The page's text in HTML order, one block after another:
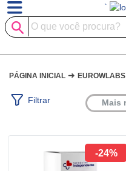
`
PÁGINA INICIAL ➜ EUROWLABS
Filtrar
-24%